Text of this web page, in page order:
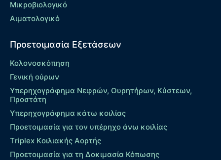
Μικροβιολογικό
Αιματολογικό
Προετοιμασία Εξετάσεων
Κολονοσκόπηση
Γενική ούρων
Υπερηχογράφημα Νεφρών, Ουρητήρων, Κύστεων,
Προστάτη
Υπερηχογράφημα κάτω κοιλίας
Προετοιμασία για τον υπέρηχο άνω κοιλίας
Τriplex Kοιλιακής Αορτής
Προετοιμασία για τη Δοκιμασία Κόπωσης